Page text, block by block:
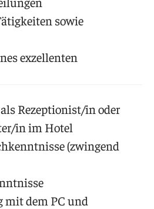
sowie
exzellenten
Rezeptionist/in oder
in im Hotel
(zwingend
mit dem PC und